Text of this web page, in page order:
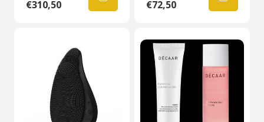
€310,50 €72,50